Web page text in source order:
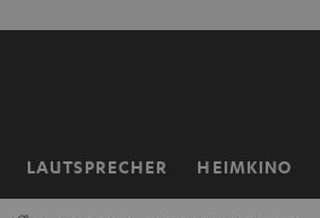
LAUTSPRECHER HEIMKINO
Startseite